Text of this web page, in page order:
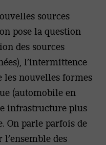
sources
pose la question
des sources
l’intermittence
les nouvelles formes
(automobile en
infrastructure plus
On parle parfois de
des